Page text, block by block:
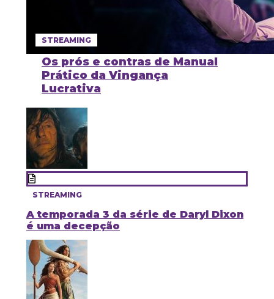
STREAMING
Os prós e contras de Manual
Prático da Vingança
Lucrativa
STREAMING
A temporada 3 da série de Daryl Dixon
é uma decepção